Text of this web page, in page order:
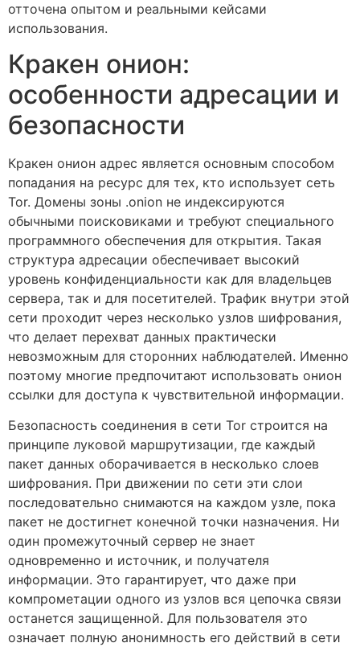
отточена опытом и реальными кейсами
использования.
Кракен онион:
особенности адресации и
безопасности
Кракен онион адрес является основным способом
попадания на ресурс для тех, кто использует сеть
Tor. Домены зоны .onion не индексируются
обычными поисковиками и требуют специального
программного обеспечения для открытия. Такая
структура адресации обеспечивает высокий
уровень конфиденциальности как для владельцев
сервера, так и для посетителей. Трафик внутри этой
сети проходит через несколько узлов шифрования,
что делает перехват данных практически
невозможным для сторонних наблюдателей. Именно
поэтому многие предпочитают использовать онион
ссылки для доступа к чувствительной информации.
Безопасность соединения в сети Tor строится на
принципе луковой маршрутизации, где каждый
пакет данных оборачивается в несколько слоев
шифрования. При движении по сети эти слои
последовательно снимаются на каждом узле, пока
пакет не достигнет конечной точки назначения. Ни
один промежуточный сервер не знает
одновременно и источник, и получателя
информации. Это гарантирует, что даже при
компрометации одного из узлов вся цепочка связи
останется защищенной. Для пользователя это
означает полную анонимность его действий в сети